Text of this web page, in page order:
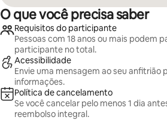
O que você precisa saber
Requisitos do participante
Pessoas com 18 anos ou mais podem
participante no total.
Acessibilidade
Envie uma mensagem ao seu anfitrião
informações.
Política de cancelamento
Se você cancelar pelo menos 1 dia
reembolso integral.